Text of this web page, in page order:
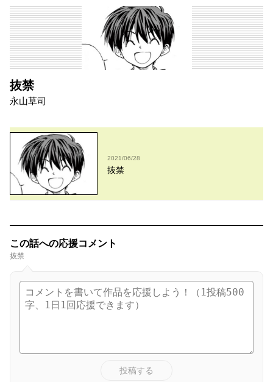
抜禁
永山草司
2021/06/28
抜禁
この話への応援コメント
抜禁
投稿する